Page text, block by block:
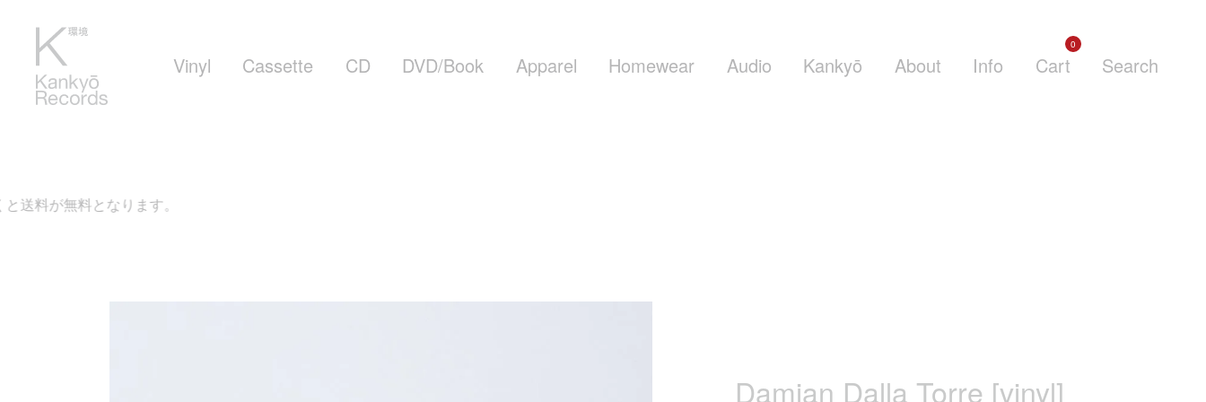
Vinyl Cassette CD DVD/Book Apparel Homewear Audio Kankyō About Info Cart
0
Search
ます。
Damian Dalla Torre [vinyl]